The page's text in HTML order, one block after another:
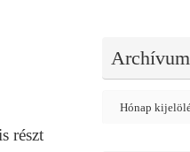
részt
Archívum
Archívum